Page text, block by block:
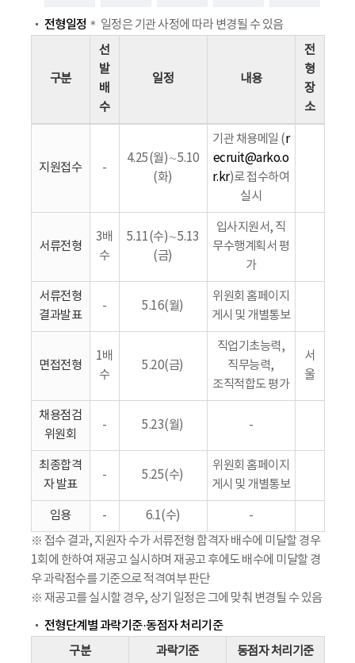
전형일정 ＊ 일정은 기관 사정에 따라 변경될 수 있음
구분
선
발
배
수
일정 내용
전
형
장
소
지원접수 -
4.25(월)∼5.10
(화)
기관 채용메일 (r
ecruit@arko.o
r.kr)로 접수하여
실시
서류전형
3배
수
5.11(수)∼5.13
(금)
입사지원서, 직
무수행계획서 평
가
서류전형
결과발표
- 5.16(월)
위원회 홈페이지
게시 및 개별통보
면접전형
1배
수
5.20(금)
직업기초능력,
직무능력,
조직적합도 평가
서
울
채용점검
위원회
- 5.23(월) -
최종합격
자 발표
- 5.25(수)
위원회 홈페이지
게시 및 개별통보
임용 - 6.1(수)
-
※ 접수 결과, 지원자 수가 서류전형 합격자 배수에 미달할 경우
1회에 한하여 재공고 실시하며 재공고 후에도 배수에 미달할 경
우 과락점수를 기준으로 적격여부 판단
※ 재공고를 실시할 경우, 상기 일정은 그에 맞춰 변경될 수 있음
전형단계별 과락기준·동점자 처리기준
구분 과락기준 동점자 처리기준